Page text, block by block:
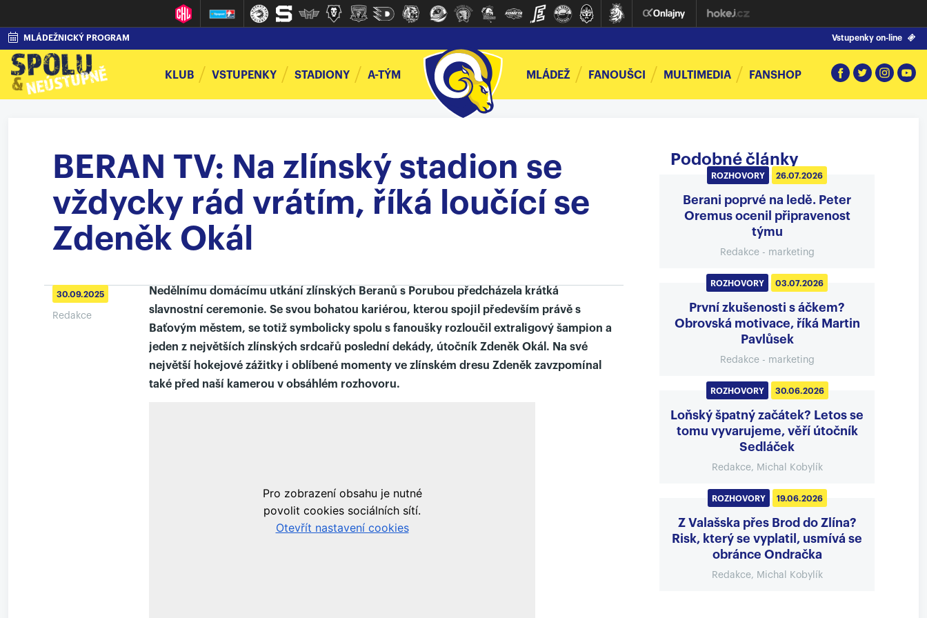
MLÁDEŽNICKÝ PROGRAM Vstupenky on-line
KLUB VSTUPENKY STADIONY A-TÝM MLÁDEŽ FANOUŠCI MULTIMEDIA FANSHOP
BERAN TV: Na zlínský stadion se
vždycky rád vrátím, říká loučící se
Zdeněk Okál
30.09.2025
Redakce
Nedělnímu domácímu utkání zlínských Beranů s Porubou předcházela krátká
slavnostní ceremonie. Se svou bohatou kariérou, kterou spojil především právě s
Baťovým městem, se totiž symbolicky spolu s fanoušky rozloučil extraligový šampion a
jeden z největších zlínských srdcařů poslední dekády, útočník Zdeněk Okál. Na své
největší hokejové zážitky i oblíbené momenty ve zlínském dresu Zdeněk zavzpomínal
také před naší kamerou v obsáhlém rozhovoru.
Podobné články
ROZHOVORY 26.07.2026
Berani poprvé na ledě. Peter
Oremus ocenil připravenost
týmu
Redakce - marketing
ROZHOVORY 03.07.2026
První zkušenosti s áčkem?
Obrovská motivace, říká Martin
Pavlůsek
Redakce - marketing
ROZHOVORY 30.06.2026
Loňský špatný začátek? Letos se
tomu vyvarujeme, věří útočník
Sedláček
Redakce, Michal Kobylík
ROZHOVORY 19.06.2026
Z Valašska přes Brod do Zlína?
Risk, který se vyplatil, usmívá se
obránce Ondračka
Redakce, Michal Kobylík